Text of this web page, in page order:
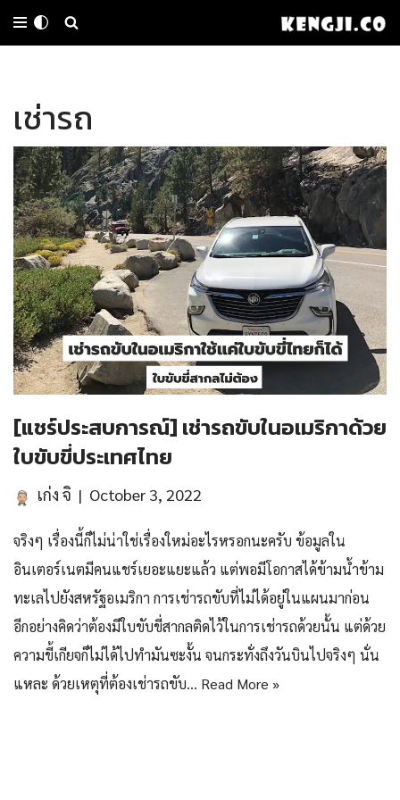
Skip
content
เช่ารถ
[แชร์ประสบการณ์] เช่ารถขับในอเมริกาด้วย
ใบขับขี่ประเทศไทย
เก่ง จิ October 3, 2022
จริงๆ เรื่องนี้ก็ไม่น่าใช่เรื่องใหม่อะไรหรอกนะครับ ข้อมูลใน
อินเตอร์เนตมีคนแชร์เยอะแยะแล้ว แต่พอมีโอกาสได้ข้ามน้ำข้าม
ทะเลไปยังสหรัฐอเมริกา การเช่ารถขับที่ไม่ได้อยู่ในแผนมาก่อน
อีกอย่างคิดว่าต้องมีใบขับขี่สากลติดไว้ในการเช่ารถด้วยนั้น แต่ด้วย
ความขี้เกียจก็ไม่ได้ไปทำมันซะงั้น จนกระทั่งถึงวันบินไปจริงๆ นั่น
แหละ ด้วยเหตุที่ต้องเช่ารถขับ… Read More »